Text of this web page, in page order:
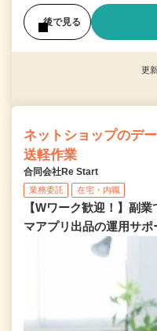
後で見る
更
ネットショップのデ
送軽作業
合同会社Re Start
業務委託 在宅・内職
【Wワーク歓迎！】副
マアプリ出品の運用サ